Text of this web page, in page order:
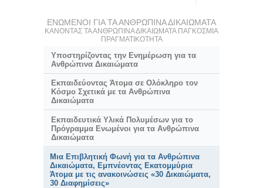
ΕΝΩΜΕΝΟΙ ΓΙΑ ΤΑ ΑΝΘΡΩΠΙΝΑ ΔΙΚΑΙΩΜΑΤΑ
ΚΑΝΟΝΤΑΣ ΤΑ ΑΝΘΡΩΠΙΝΑ ΔΙΚΑΙΩΜΑΤΑ ΠΑΓΚΟΣΜΙΑ
ΠΡΑΓΜΑΤΙΚΟΤΗΤΑ
Υποστηρίζοντας την Ενημέρωση για τα
Ανθρώπινα Δικαιώματα
Εκπαιδεύοντας Άτομα σε Ολόκληρο τον
Κόσμο Σχετικά με τα Ανθρώπινα
Δικαιώματα
Εκπαιδευτικά Υλικά Πολυμέσων για το
Πρόγραμμα Ενωμένοι για τα Ανθρώπινα
Δικαιώματα
Μια Επιβλητική Φωνή για τα Ανθρώπινα
Δικαιώματα, Εμπνέοντας Εκατομμύρια
Άτομα με τις ανακοινώσεις «30 Δικαιώματα,
30 Διαφημίσεις»